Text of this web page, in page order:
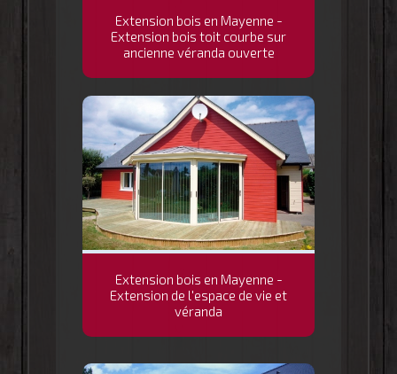
Extension bois en Mayenne -
Extension bois toit courbe sur
ancienne véranda ouverte
Extension bois en Mayenne -
Extension de l'espace de vie et
véranda